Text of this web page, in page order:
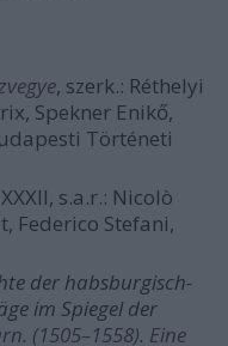
, szerk.: Réthelyi
Spekner Enikő,
Történeti
s.a.r.: Nicolò
Federico Stefani,
der habsburgisch-
im Spiegel der
(1505–1558). Eine